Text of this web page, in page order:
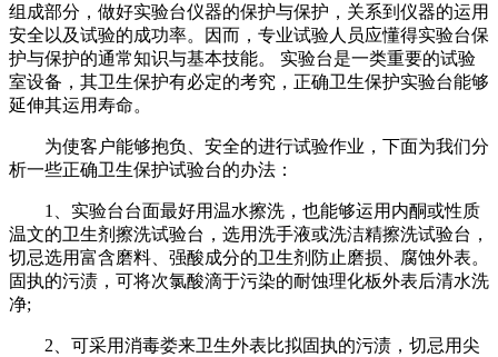
组成部分，做好实验台仪器的保护与保护，关系到仪器的运用
安全以及试验的成功率。因而，专业试验人员应懂得实验台保
护与保护的通常知识与基本技能。 实验台是一类重要的试验
室设备，其卫生保护有必定的考究，正确卫生保护实验台能够
延伸其运用寿命。
为使客户能够抱负、安全的进行试验作业，下面为我们分
析一些正确卫生保护试验台的办法：
1、实验台台面最好用温水擦洗，也能够运用内酮或性质
温文的卫生剂擦洗试验台，选用洗手液或洗洁精擦洗试验台，
切忌选用富含磨料、强酸成分的卫生剂防止磨损、腐蚀外表。
固执的污渍，可将次氯酸滴于污染的耐蚀理化板外表后清水洗
净;
2、可采用消毒娄来卫生外表比拟固执的污渍，切忌用尖